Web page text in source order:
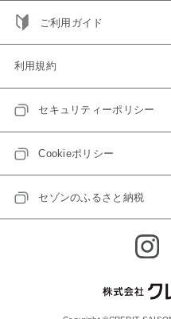
ご利用ガイド
利用規約
セキュリティーポリシー
Cookieポリシー
セゾンのふるさと納税